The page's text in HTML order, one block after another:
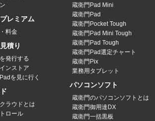
レミアム
料金
積り
発行する
ンストア
を見に行く
ラウドとは
ロール
蔵衛門Pad Mini
蔵衛門Pad
蔵衛門Pocket Tough
蔵衛門Pad Mini Tough
蔵衛門Pad Tough
蔵衛門Pad選定チャート
蔵衛門Pix
業務用タブレット
パソコンソフト
蔵衛門のパソコンソフトとは
蔵衛門御用達DX
蔵衛門一括黒板